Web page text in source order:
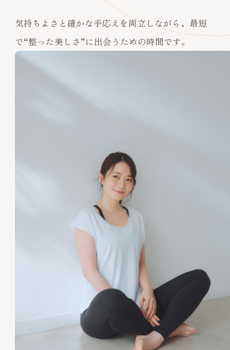
気持ちよさと確かな手応えを両立しながら、最短
で“整った美しさ”に出会うための時間です。